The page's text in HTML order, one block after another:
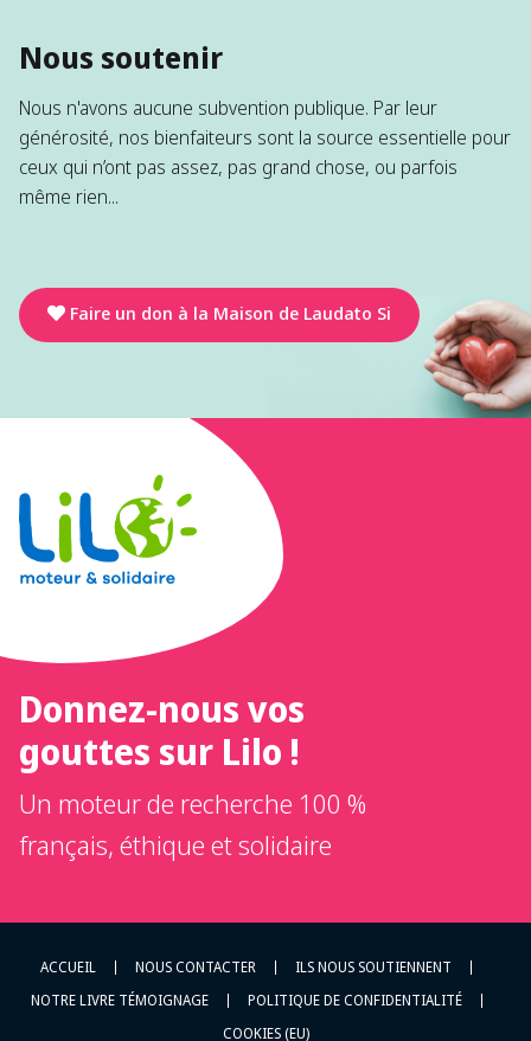
Nous soutenir
Nous n'avons aucune subvention publique. Par leur
générosité, nos bienfaiteurs sont la source essentielle pour
ceux qui n’ont pas assez, pas grand chose, ou parfois
même rien...
Faire un don à la Maison de Laudato Si
Donnez-nous vos
gouttes sur Lilo !
Un moteur de recherche 100 %
français, éthique et solidaire
ACCUEIL NOUS CONTACTER
ILS NOUS SOUTIENNENT
NOTRE LIVRE TÉMOIGNAGE
POLITIQUE DE CONFIDENTIALITÉ
COOKIES (EU)